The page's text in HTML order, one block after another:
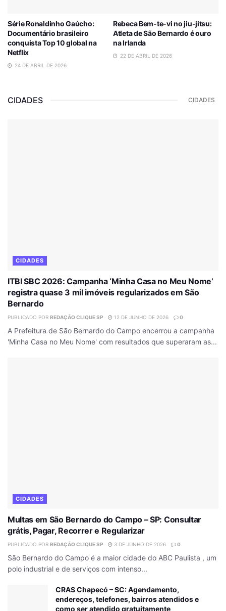
Série Ronaldinho Gaúcho:
Documentário brasileiro
conquista Top 10 global na
Netflix
24 DE ABRIL DE 2026
Rebeca Bem-te-vi no jiu-jitsu:
Atleta de São Bernardo é ouro
na Irlanda
22 DE ABRIL DE 2026
CIDADES CIDADES
CIDADES
ITBI SBC 2026: Campanha ‘Minha Casa no Meu Nome’
registra quase 3 mil imóveis regularizados em São
Bernardo
PUBLICADO POR REDAÇÃO CLIQUE SP 12 DE JUNHO DE 2026 0
A Prefeitura de São Bernardo do Campo encerrou a campanha
'Minha Casa no Meu Nome' com resultados que superaram as...
CIDADES
Multas em São Bernardo do Campo – SP: Consultar
grátis, Pagar, Recorrer e Regularizar
PUBLICADO POR REDAÇÃO CLIQUE SP 3 DE JUNHO DE 2026 0
São Bernardo do Campo é a maior cidade do ABC Paulista , um
polo industrial e de serviços com intenso...
CRAS Chapecó – SC: Agendamento,
endereços, telefones, bairros atendidos e
como ser atendido gratuitamente